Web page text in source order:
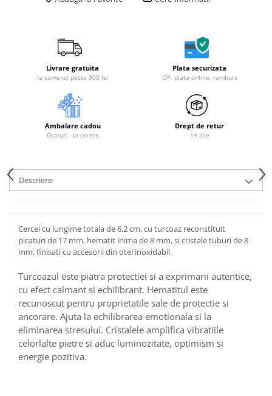
Livrare gratuita
la comenzi peste 300 lei
Plata securizata
OP, plata online, ramburs
Ambalare cadou
Gratuit - la cerere
Drept de retur
14 zile
Descriere
Cercei cu lungime totala de 6,2 cm, cu turcoaz reconstituit
picaturi de 17 mm, hematit inima de 8 mm, si cristale tuburi de 8
mm, finisati cu accesorii din otel inoxidabil.
Turcoazul este piatra protectiei si a exprimarii autentice,
cu efect calmant si echilibrant. Hematitul este
recunoscut pentru proprietatile sale de protectie si
ancorare. Ajuta la echilibrarea emotionala si la
eliminarea stresului. Cristalele amplifica vibratiile
celorlalte pietre si aduc luminozitate, optimism si
energie pozitiva.